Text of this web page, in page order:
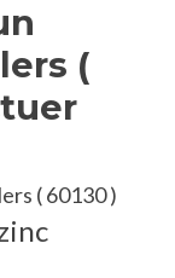
(
( 60130 )